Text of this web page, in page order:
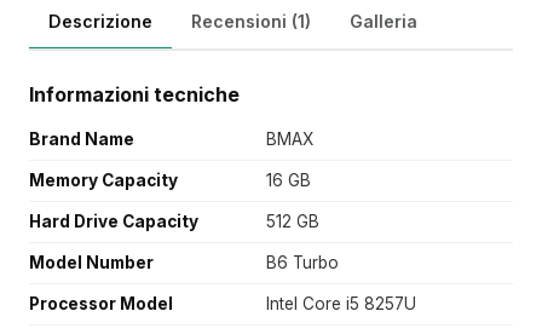
Descrizione Recensioni (1) Galleria
Informazioni tecniche
Brand Name BMAX
Memory Capacity 16 GB
Hard Drive Capacity 512 GB
Model Number B6 Turbo
Processor Model Intel Core i5 8257U